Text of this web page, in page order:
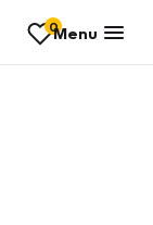
0Menu